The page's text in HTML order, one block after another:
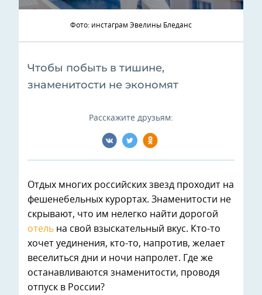
Фото: инстаграм Эвелины Бледанс
Чтобы побыть в тишине,
знаменитости не экономят
Расскажите друзьям:
Отдых многих российских звезд проходит на
фешенебельных курортах. Знаменитости не
скрывают, что им нелегко найти дорогой
отель на свой взыскательный вкус. Кто-то
хочет уединения, кто-то, напротив, желает
веселиться дни и ночи напролет. Где же
останавливаются знаменитости, проводя
отпуск в России?